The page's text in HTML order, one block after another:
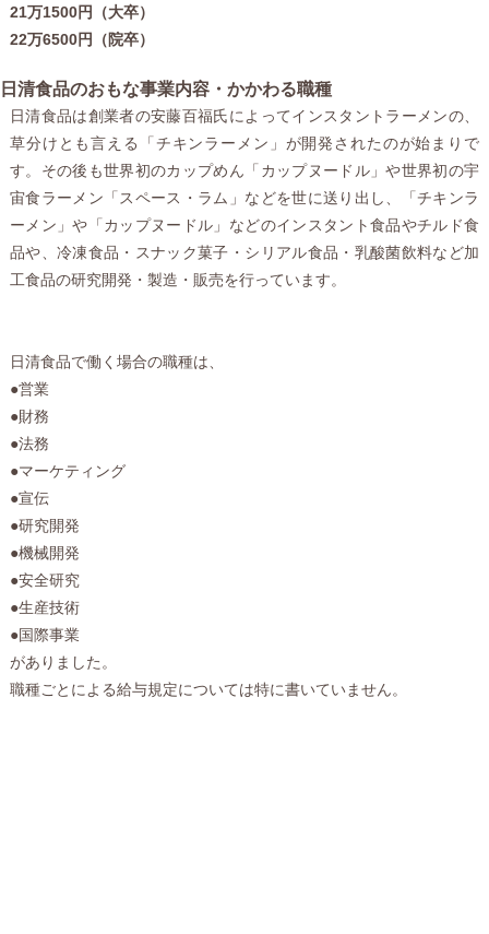
21万1500円（大卒）
22万6500円（院卒）
日清食品のおもな事業内容・かかわる職種
日清食品は創業者の安藤百福氏によってインスタントラーメンの、
草分けとも言える「チキンラーメン」が開発されたのが始まりで
す。その後も世界初のカップめん「カップヌードル」や世界初の宇
宙食ラーメン「スペース・ラム」などを世に送り出し、「チキンラ
ーメン」や「カップヌードル」などのインスタント食品やチルド食
品や、冷凍食品・スナック菓子・シリアル食品・乳酸菌飲料など加
工食品の研究開発・製造・販売を行っています。
日清食品で働く場合の職種は、
●営業
●財務
●法務
●マーケティング
●宣伝
●研究開発
●機械開発
●安全研究
●生産技術
●国際事業
がありました。
職種ごとによる給与規定については特に書いていません。